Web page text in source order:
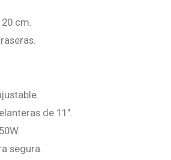
cm.
de 11".
segura.